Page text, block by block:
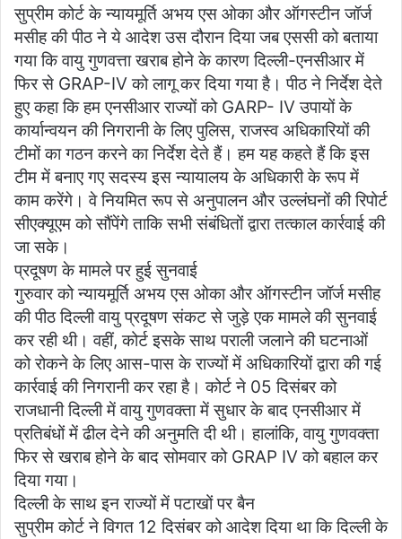
सुप्रीम कोर्ट के न्यायमूर्ति अभय एस ओका और ऑगस्टीन जॉर्ज
मसीह की पीठ ने ये आदेश उस दौरान दिया जब एससी को बताया
गया कि वायु गुणवत्ता खराब होने के कारण दिल्ली-एनसीआर में
फिर से GRAP-IV को लागू कर दिया गया है। पीठ ने निर्देश देते
हुए कहा कि हम एनसीआर राज्यों को GARP- IV उपायों के
कार्यान्वयन की निगरानी के लिए पुलिस, राजस्व अधिकारियों की
टीमों का गठन करने का निर्देश देते हैं। हम यह कहते हैं कि इस
टीम में बनाए गए सदस्य इस न्यायालय के अधिकारी के रूप में
काम करेंगे। वे नियमित रूप से अनुपालन और उल्लंघनों की रिपोर्ट
सीएक्यूएम को सौंपेंगे ताकि सभी संबंधितों द्वारा तत्काल कार्रवाई की
जा सके।
प्रदूषण के मामले पर हुई सुनवाई
गुरुवार को न्यायमूर्ति अभय एस ओका और ऑगस्टीन जॉर्ज मसीह
की पीठ दिल्ली वायु प्रदूषण संकट से जुड़े एक मामले की सुनवाई
कर रही थी। वहीं, कोर्ट इसके साथ पराली जलाने की घटनाओं
को रोकने के लिए आस-पास के राज्यों में अधिकारियों द्वारा की गई
कार्रवाई की निगरानी कर रहा है। कोर्ट ने 05 दिसंबर को
राजधानी दिल्ली में वायु गुणवक्ता में सुधार के बाद एनसीआर में
प्रतिबंधों में ढील देने की अनुमति दी थी। हालांकि, वायु गुणवक्ता
फिर से खराब होने के बाद सोमवार को GRAP IV को बहाल कर
दिया गया।
दिल्ली के साथ इन राज्यों में पटाखों पर बैन
सुप्रीम कोर्ट ने विगत 12 दिसंबर को आदेश दिया था कि दिल्ली के